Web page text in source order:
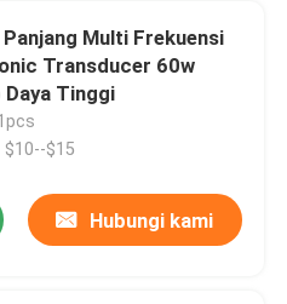
Multi Frekuensi
Transducer 60w
Tinggi
$10--$15
Hubungi kami